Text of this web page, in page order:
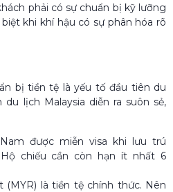
phải có sự chuẩn bị kỹ lưỡng
khi khí hậu có sự phân hóa rõ
bị tiền tệ là yếu tố đầu tiên du
lịch Malaysia diễn ra suôn sẻ,
được miễn visa khi lưu trú
chiếu cần còn hạn ít nhất 6
là tiền tệ chính thức. Nên